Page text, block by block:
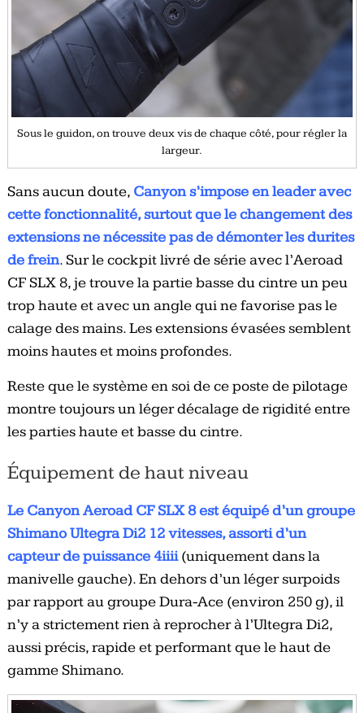
Sous le guidon, on trouve deux vis de chaque côté, pour régler la
largeur.
Sans aucun doute, Canyon s’impose en leader avec
cette fonctionnalité, surtout que le changement des
extensions ne nécessite pas de démonter les durites
de frein. Sur le cockpit livré de série avec l’Aeroad
CF SLX 8, je trouve la partie basse du cintre un peu
trop haute et avec un angle qui ne favorise pas le
calage des mains. Les extensions évasées semblent
moins hautes et moins profondes.
Reste que le système en soi de ce poste de pilotage
montre toujours un léger décalage de rigidité entre
les parties haute et basse du cintre.
Équipement de haut niveau
Le Canyon Aeroad CF SLX 8 est équipé d’un groupe
Shimano Ultegra Di2 12 vitesses, assorti d’un
capteur de puissance 4iiii(uniquement dans la
manivelle gauche). En dehors d’un léger surpoids
par rapport au groupe Dura-Ace (environ 250 g), il
n’y a strictement rien à reprocher à l’Ultegra Di2,
aussi précis, rapide et performant que le haut de
gamme Shimano.